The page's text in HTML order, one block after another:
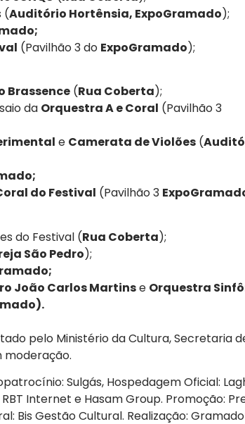
(Auditório Hortênsia, ExpoGramado);
(Pavilhão 3 do ExpoGramado);
Brassence(Rua Coberta);
da Orquestra A e Coral (Pavilhão 3
e Camerata de Violões(
do Festival (Pavilhão 3
do Festival (Rua Coberta);
São Pedro);
João Carlos Martinse Orquestra
pelo Ministério da Cultura, Secretaria
moderação.
Sulgás, Hospedagem Oficial:
Internet e Hasam Group. Promoção:
Bis Gestão Cultural. Realização: